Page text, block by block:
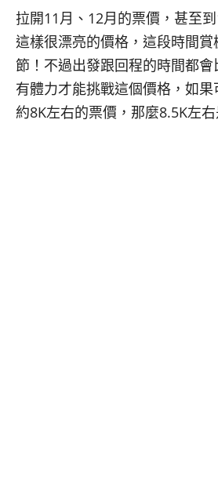
拉開11月、12月的票價，甚至
這樣很漂亮的價格，這段時間
節！不過出發跟回程的時間都
有體力才能挑戰這個價格，如
約8K左右的票價，那麼8.5K左